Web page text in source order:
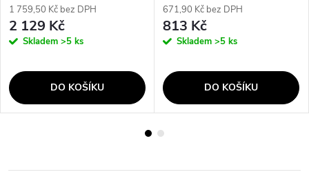
1 759,50 Kč bez DPH
2 129 Kč
Skladem >5 ks
DO KOŠÍKU
671,90 Kč bez DPH
813 Kč
Skladem >5 ks
DO KOŠÍKU